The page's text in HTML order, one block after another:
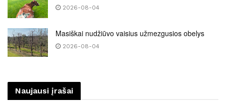
2026-08-04
Masiškai nudžiūvo vaisius užmezgusios obelys
2026-08-04
Naujausi įrašai